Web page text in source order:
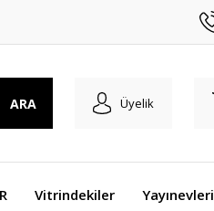
ARA Üyelik
Vitrindekiler Yayınevleri